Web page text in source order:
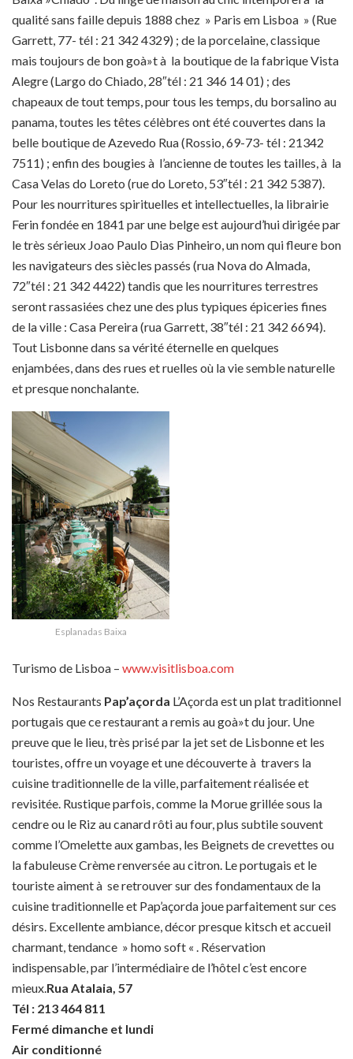
qualité sans faille depuis 1888 chez » Paris em Lisboa » (Rue
Garrett, 77- tél : 21 342 4329) ; de la porcelaine, classique
mais toujours de bon goà»t à la boutique de la fabrique Vista
Alegre (Largo do Chiado, 28″tél : 21 346 14 01) ; des
chapeaux de tout temps, pour tous les temps, du borsalino au
panama, toutes les têtes célèbres ont été couvertes dans la
belle boutique de Azevedo Rua (Rossio, 69-73- tél : 21342
7511) ; enfin des bougies à l’ancienne de toutes les tailles, à la
Casa Velas do Loreto (rue do Loreto, 53″tél : 21 342 5387).
Pour les nourritures spirituelles et intellectuelles, la librairie
Ferin fondée en 1841 par une belge est aujourd’hui dirigée par
le très sérieux Joao Paulo Dias Pinheiro, un nom qui fleure bon
les navigateurs des siècles passés (rua Nova do Almada,
72″tél : 21 342 4422) tandis que les nourritures terrestres
seront rassasiées chez une des plus typiques épiceries fines
de la ville : Casa Pereira (rua Garrett, 38″tél : 21 342 6694).
Tout Lisbonne dans sa vérité éternelle en quelques
enjambées, dans des rues et ruelles où la vie semble naturelle
et presque nonchalante.
Esplanadas Baixa
Turismo de Lisboa – www.visitlisboa.com
Nos Restaurants Pap’açorda L’Açorda est un plat traditionnel
portugais que ce restaurant a remis au goà»t du jour. Une
preuve que le lieu, très prisé par la jet set de Lisbonne et les
touristes, offre un voyage et une découverte à travers la
cuisine traditionnelle de la ville, parfaitement réalisée et
revisitée. Rustique parfois, comme la Morue grillée sous la
cendre ou le Riz au canard rôti au four, plus subtile souvent
comme l’Omelette aux gambas, les Beignets de crevettes ou
la fabuleuse Crème renversée au citron. Le portugais et le
touriste aiment à se retrouver sur des fondamentaux de la
cuisine traditionnelle et Pap’açorda joue parfaitement sur ces
désirs. Excellente ambiance, décor presque kitsch et accueil
charmant, tendance » homo soft « . Réservation
indispensable, par l’intermédiaire de l’hôtel c’est encore
mieux. Rua Atalaia, 57
Tél : 213 464 811
Fermé dimanche et lundi
Air conditionné